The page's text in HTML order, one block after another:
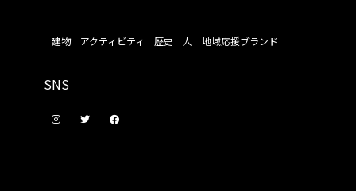
建物 アクティビティ 歴史 人 地域応援ブランド
SNS